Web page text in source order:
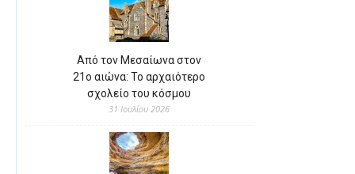
Από τον Μεσαίωνα στον
21ο αιώνα: Το αρχαιότερο
σχολείο του κόσμου
31 Ιουλίου 2026